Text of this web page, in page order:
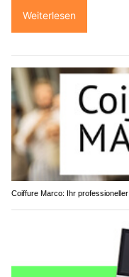
Weiterlesen
Coiffure Marco: Ihr